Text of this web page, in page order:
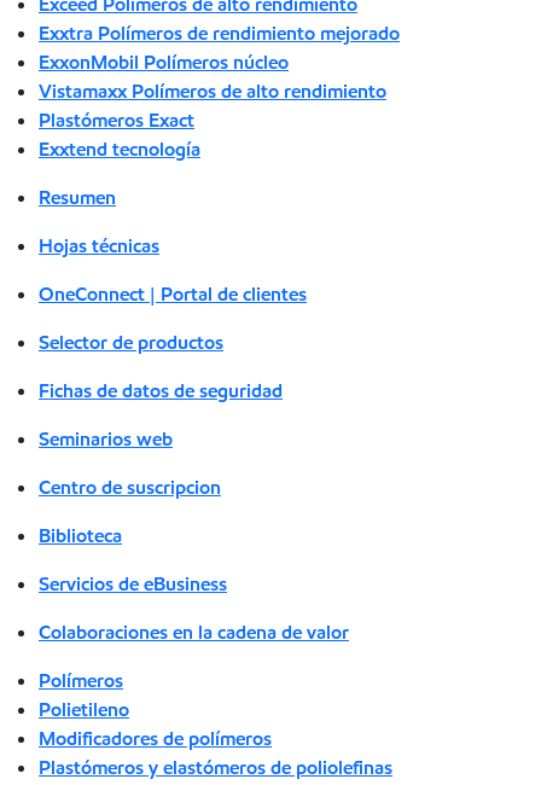
Exxtra Polímeros de rendimiento mejorado
ExxonMobil Polímeros núcleo
Vistamaxx Polímeros de alto rendimiento
Plastómeros Exact
Exxtend tecnología
Resumen
Hojas técnicas
OneConnect | Portal de clientes
Selector de productos
Fichas de datos de seguridad
Seminarios web
Centro de suscripcion
Biblioteca
Servicios de eBusiness
Colaboraciones en la cadena de valor
Polímeros
Polietileno
Modificadores de polímeros
Plastómeros y elastómeros de poliolefinas